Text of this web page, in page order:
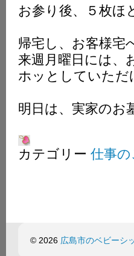
お参り後、５枚ほ
帰宅し、お客様宅
来週月曜日には、
ホッとしていただ
明日は、実家のお
カテゴリー 仕事の
© 2026 広島市のベビーシ